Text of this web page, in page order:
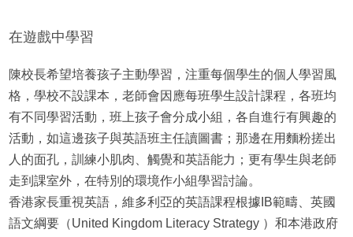
在遊戲中學習
陳校長希望培養孩子主動學習，注重每個學生的個人學習風
格，學校不設課本，老師會因應每班學生設計課程，各班均
有不同學習活動，班上孩子會分成小組，各自進行有興趣的
活動，如這邊孩子與英語班主任讀圖書；那邊在用麵粉搓出
人的面孔，訓練小肌肉、觸覺和英語能力；更有學生與老師
走到課室外，在特別的環境作小組學習討論。
香港家長重視英語，維多利亞的英語課程根據IB範疇、英國
語文綱要（United Kingdom Literacy Strategy ）和本港政府